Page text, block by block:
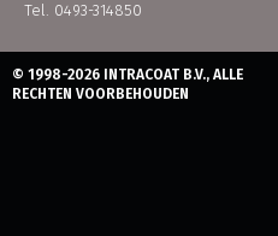
Tel. 0493-314850
© 1998-2026 INTRACOAT B.V., ALLE
RECHTEN VOORBEHOUDEN